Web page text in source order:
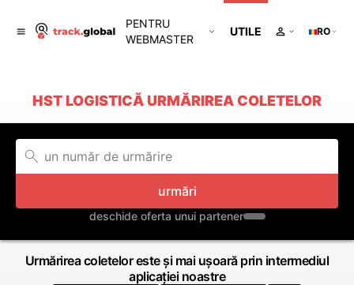
PENTRU
WEBMASTER
UTILE RO
HST LOGISTICĂ URMĂRIREA COLETELOR
urmări
deschide oferta unui partener
Urmărirea coletelor este și mai ușoară prin intermediul
aplicației noastre